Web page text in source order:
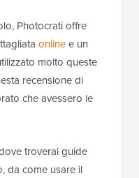
Photocrati offre
onlinee un
molto queste
recensione di
che avessero le
troverai guide
da come usare il